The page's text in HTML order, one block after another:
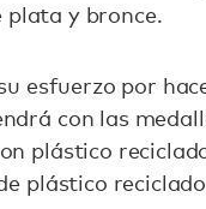
plata y bronce.
esfuerzo por
con las
plástico
plástico